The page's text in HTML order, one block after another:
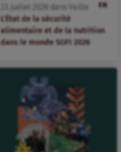
EN
juillet dans
Veille
L’État de la sécurité
alimentaire et de la nutrition
dans le monde SOFI 2026